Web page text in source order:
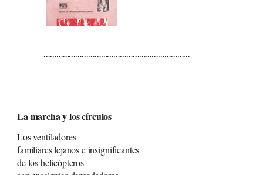
……………………………………………………………
La marcha y los círculos
Los ventiladores
familiares lejanos e insignificantes
de los helicópteros